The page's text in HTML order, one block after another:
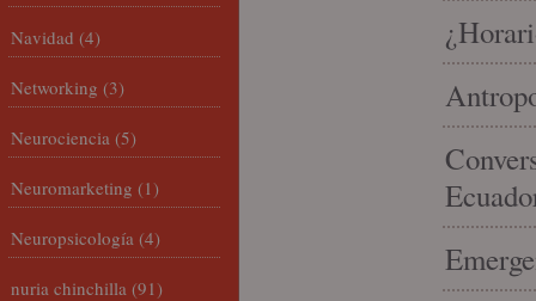
Navidad (4)
Networking (3)
Neurociencia (5)
Neuromarketing (1)
Neuropsicología (4)
nuria chinchilla (91)